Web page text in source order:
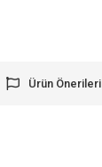
Ürün Önerileri